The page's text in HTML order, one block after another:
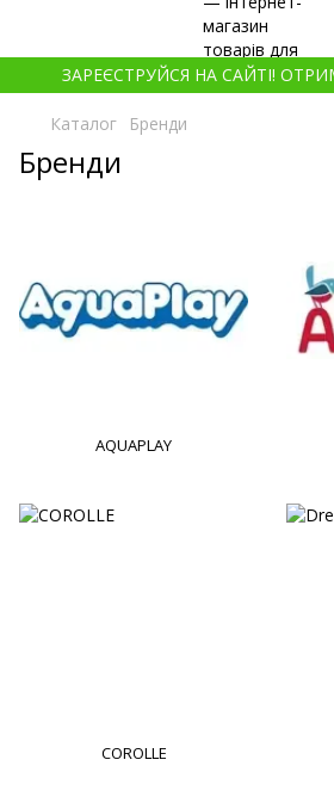
ЗАРЕЄСТРУЙСЯ НА САЙТІ!
Каталог Бренди
Бренди
AQUAPLAY
COROLLE